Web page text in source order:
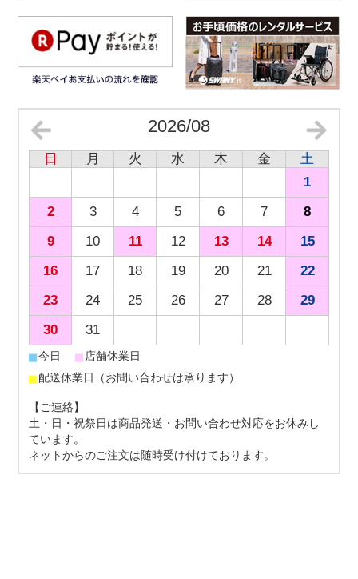
2026/08
日 月 火 水 木 金
土
1
2
3 4 5 6 7
8
9
10 11 12 13 14
15
16
17 18 19 20 21
22
23
24 25 26 27 28
29
30
31
■今日 ■店舗休業日
■配送休業日（お問い合わせは承ります）
【ご連絡】
土・日・祝祭日は商品発送・お問い合わせ対応をお休みし
ています。
ネットからのご注文は随時受け付けております。